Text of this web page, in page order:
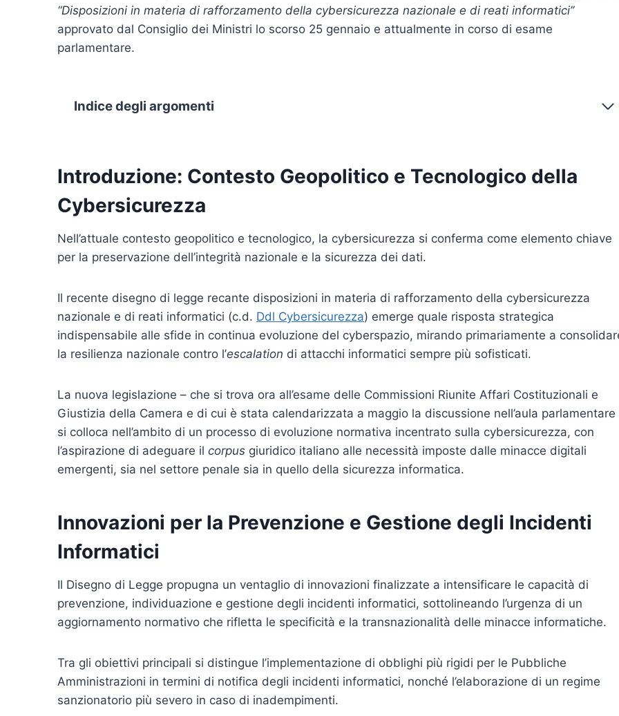
“Disposizioni in materia di rafforzamento della cybersicurezza nazionale e di reati informatici”
approvato dal Consiglio dei Ministri lo scorso 25 gennaio e attualmente in corso di esame
parlamentare.
Indice degli argomenti
Introduzione: Contesto Geopolitico e Tecnologico della
Cybersicurezza
Nell’attuale contesto geopolitico e tecnologico, la cybersicurezza si conferma come elemento chiave
per la preservazione dell’integrità nazionale e la sicurezza dei dati.
Il recente disegno di legge recante disposizioni in materia di rafforzamento della cybersicurezza
nazionale e di reati informatici (c.d. Ddl Cybersicurezza) emerge quale risposta strategica
indispensabile alle sfide in continua evoluzione del cyberspazio, mirando primariamente a
la resilienza nazionale contro l’escalation di attacchi informatici sempre più sofisticati.
La nuova legislazione – che si trova ora all’esame delle Commissioni Riunite Affari Costituzionali e
Giustizia della Camera e di cui è stata calendarizzata a maggio la discussione nell’aula parlamentare
si colloca nell’ambito di un processo di evoluzione normativa incentrato sulla cybersicurezza, con
l’aspirazione di adeguare il corpus giuridico italiano alle necessità imposte dalle minacce digitali
emergenti, sia nel settore penale sia in quello della sicurezza informatica.
Innovazioni per la Prevenzione e Gestione degli Incidenti
Informatici
Il Disegno di Legge propugna un ventaglio di innovazioni finalizzate a intensificare le capacità di
prevenzione, individuazione e gestione degli incidenti informatici, sottolineando l’urgenza di un
aggiornamento normativo che rifletta le specificità e la transnazionalità delle minacce informatiche.
Tra gli obiettivi principali si distingue l’implementazione di obblighi più rigidi per le Pubbliche
Amministrazioni in termini di notifica degli incidenti informatici, nonché l’elaborazione di un regime
sanzionatorio più severo in caso di inadempimenti.